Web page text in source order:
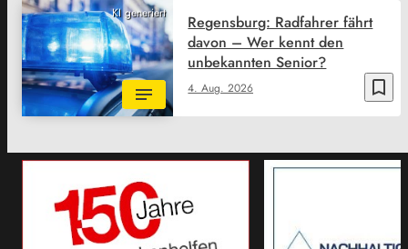
KI generiert
bookmark_border
4. Aug. 2026
Regensburg: Radfahrer fährt
davon – Wer kennt den
unbekannten Senior?